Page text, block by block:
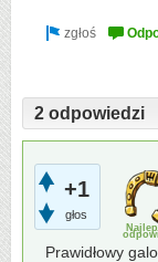
2 odpowiedzi
+1
głos
Prawidłowy